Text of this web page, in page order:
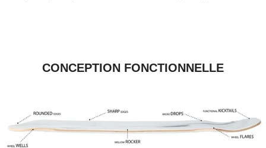
CONCEPTION FONCTIONNELLE